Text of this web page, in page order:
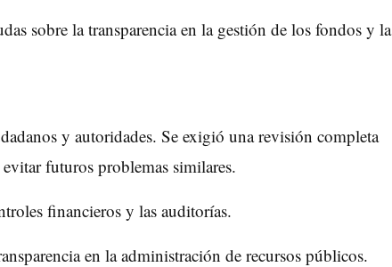
sobre la transparencia en la gestión de los fondos y la
y autoridades. Se exigió una revisión completa
futuros problemas similares.
financieros y las auditorías.
en la administración de recursos públicos.